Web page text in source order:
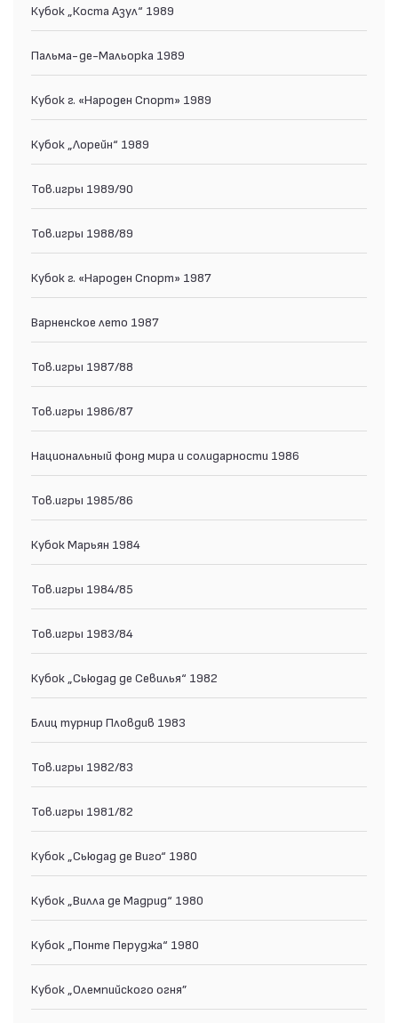
Кубок „Коста Азул“ 1989
Пальма-де-Мальорка 1989
Кубок г. «Народен Спорт» 1989
Кубок „Лорейн“ 1989
Тов.игры 1989/90
Тов.игры 1988/89
Кубок г. «Народен Спорт» 1987
Варненское лето 1987
Тов.игры 1987/88
Тов.игры 1986/87
Национальный фонд мира и солидарности 1986
Тов.игры 1985/86
Кубок Марьян 1984
Тов.игры 1984/85
Тов.игры 1983/84
Кубок „Сьюдад де Севилья“ 1982
Блиц турнир Пловдив 1983
Тов.игры 1982/83
Тов.игры 1981/82
Кубок „Сьюдад де Виго“ 1980
Кубок „Вилла де Мадрид“ 1980
Кубок „Понте Перуджа“ 1980
Кубок „Олемпийского огня”